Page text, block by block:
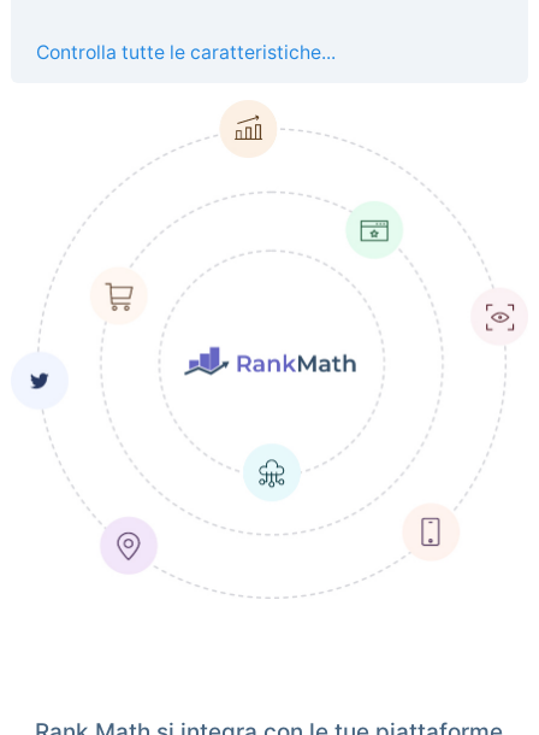
Controlla tutte le caratteristiche...